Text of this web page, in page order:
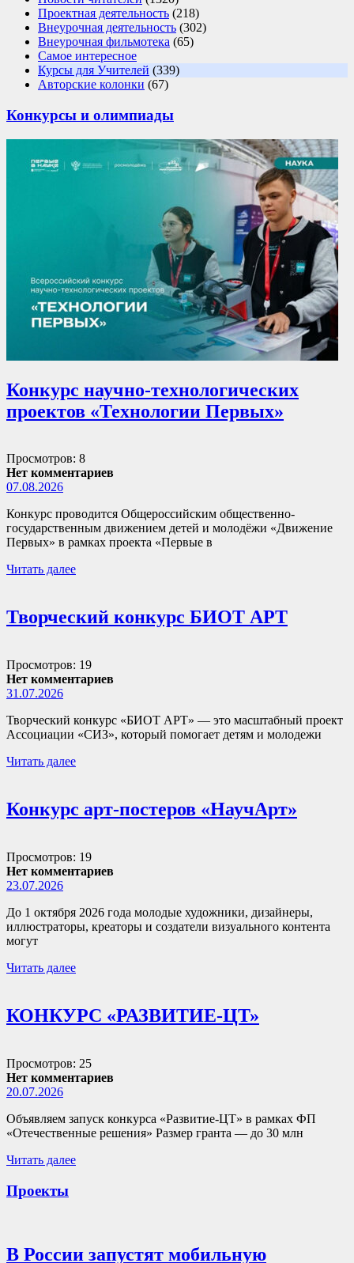
Проектная деятельность (218)
Внеурочная деятельность (302)
Внеурочная фильмотека (65)
Самое интересное
Курсы для Учителей (339)
Авторские колонки (67)
Конкурсы и олимпиады
Конкурс научно-технологических
проектов «Технологии Первых»
Просмотров: 8
Нет комментариев
07.08.2026
Конкурс проводится Общероссийским общественно-
государственным движением детей и молодёжи «Движение
Первых» в рамках проекта «Первые в
Читать далее
Творческий конкурс БИОТ АРТ
Просмотров: 19
Нет комментариев
31.07.2026
Творческий конкурс «БИОТ АРТ» — это масштабный проект
Ассоциации «СИЗ», который помогает детям и молодежи
Читать далее
Конкурс арт-постеров «НаучАрт»
Просмотров: 19
Нет комментариев
23.07.2026
До 1 октября 2026 года молодые художники, дизайнеры,
иллюстраторы, креаторы и создатели визуального контента
могут
Читать далее
КОНКУРС «РАЗВИТИЕ-ЦТ»
Просмотров: 25
Нет комментариев
20.07.2026
Объявляем запуск конкурса «Развитие-ЦТ» в рамках ФП
«Отечественные решения» Размер гранта — до 30 млн
Читать далее
Проекты
В России запустят мобильную